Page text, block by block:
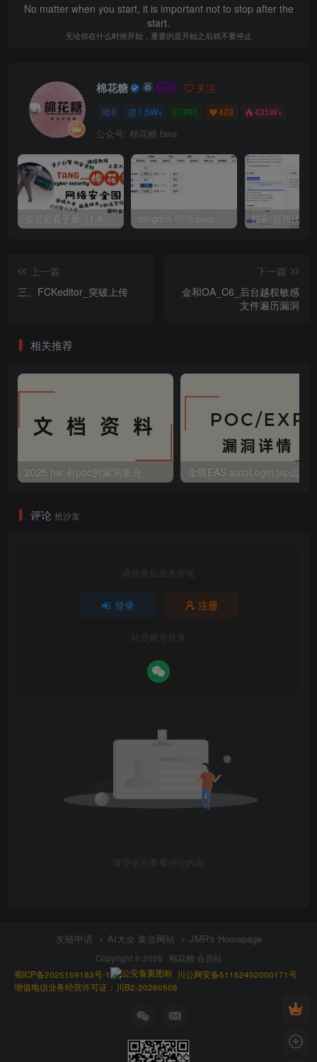
No matter when you start, it is important not to stop after the
start.
无论你在什么时候开始，重要的是开始之后就不要停止
棉花糖 关注
0 1.5W+ 991 423 435W+
公众号: 棉花糖 fans
会员必看手册（1.9.0版本 26.4.5更新） mingdon 明动 burp插件0.2.6版本 本地时间校验去除版
上一篇
三、FCKeditor_突破上传
下一篇
金和OA_C6_后台越权敏感
文件遍历漏洞
相关推荐
2025 hw 有poc的漏洞集合
评论 抢沙发
请登录后发表评论
登录 注册
社交账号登录
请登录后查看评论内容
友链申请 AI大全 集合网站 JMR's Homepage
Copyright © 2025 · 棉花糖 会员站
蜀ICP备2025159183号-1
川公网安备51152402000171号
增值电信业务经营许可证：川B2-20260508